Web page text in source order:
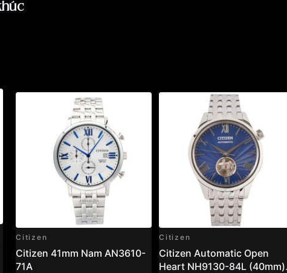
Citizen
Citizen 41mm Nam AN3610-
71A
Citizen
Citizen Automatic Open
Heart NH9130-84L (40mm)